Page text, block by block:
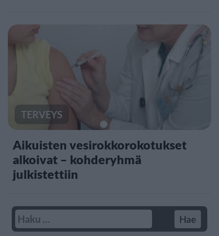
TERVEYS
Aikuisten vesirokkorokotukset
alkoivat – kohderyhmä
julkistettiin